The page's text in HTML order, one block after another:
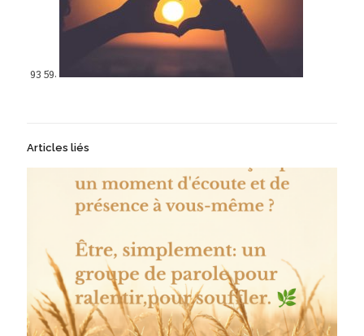
93 59.
Articles liés